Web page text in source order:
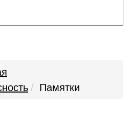
Памятки